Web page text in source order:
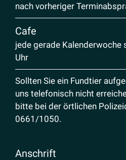
nach vorheriger
Cafe
jede gerade Kalenderwoche
Uhr
Sollten Sie ein Fundtier
uns telefonisch nicht
bitte bei der örtlichen
0661/1050.
Anschrift